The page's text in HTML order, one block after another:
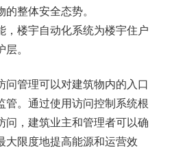
整体安全态势。
，楼宇自动化系统为楼宇住户
。
问管理可以对建筑物内的入口
管。通过使用访问控制系统根
问，建筑业主和管理者可以确
大限度地提高能源和运营效